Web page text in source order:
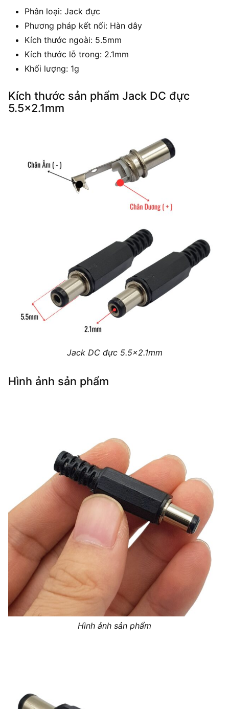
Phân loại: Jack đực
Phương pháp kết nối: Hàn dây
Kích thước ngoài: 5.5mm
Kích thước lỗ trong: 2.1mm
Khối lượng: 1g
Kích thước sản phẩm Jack DC đực
5.5×2.1mm
Jack DC đực 5.5×2.1mm
Hình ảnh sản phẩm
Hình ảnh sản phẩm